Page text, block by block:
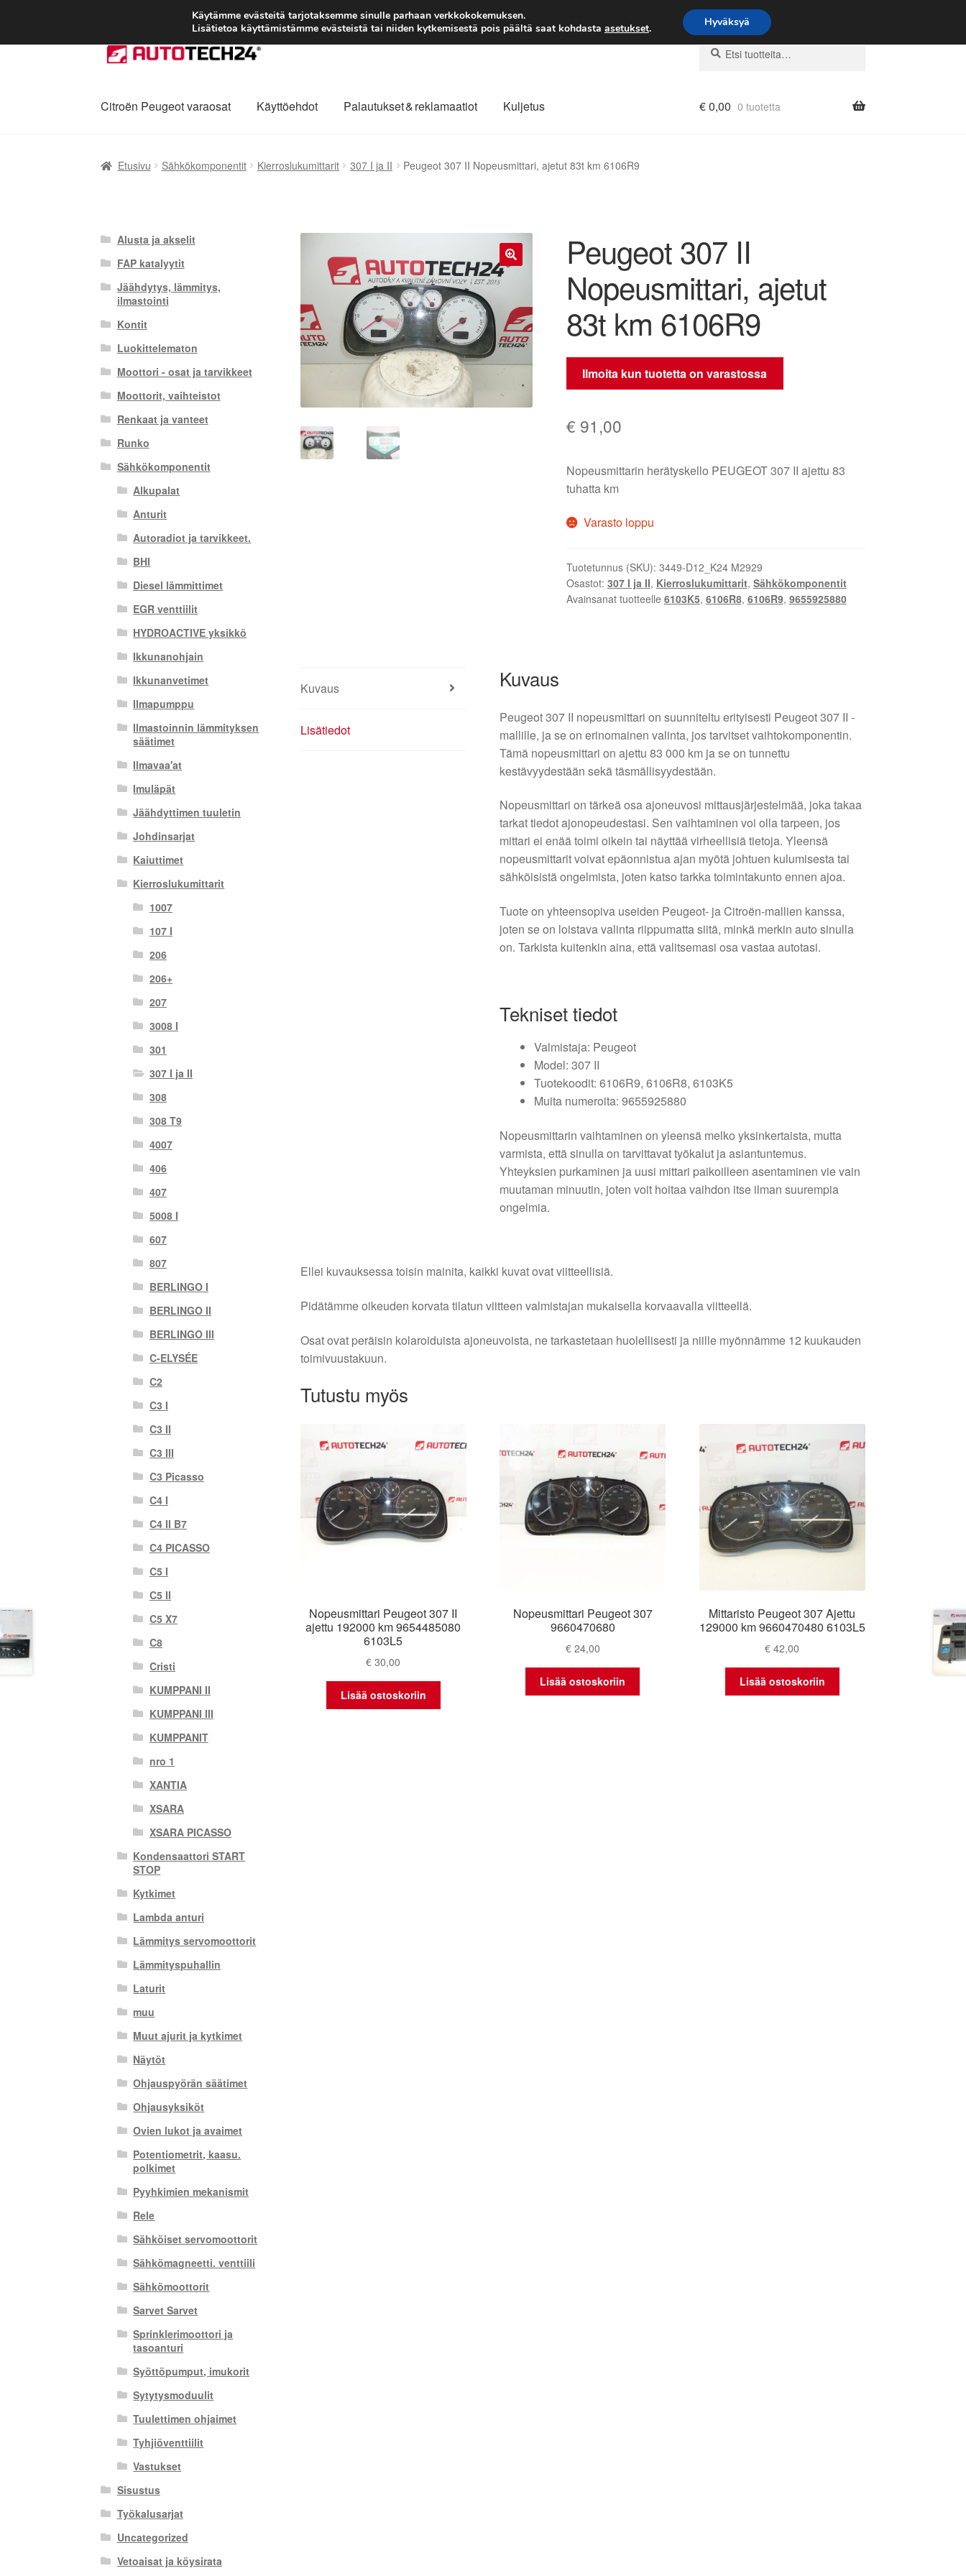
TOIMITUS alkaen 7 EUR
Siirry
navigointiin
Siirry
sisältöön
Etsi:
Haku
Citroën Peugeot varaosat Käyttöehdot Palautukset & reklamaatiot Kuljetus €0,00 0 tuotetta
Etusivu Sähkökomponentit Kierroslukumittarit 307 I ja II Peugeot 307 II Nopeusmittari, ajetut 83t km 6106R9
Peugeot 307 II
Nopeusmittari, ajetut
83t km 6106R9
Ilmoita kun tuotetta on varastossa
€ 91,00
Nopeusmittarin herätyskello PEUGEOT 307 II ajettu 83
tuhatta km
Varasto loppu
Tuotetunnus (SKU): 3449-D12_K24 M2929
Osastot: 307 I ja II, Kierroslukumittarit, Sähkökomponentit
Avainsanat tuotteelle 6103K5, 6106R8, 6106R9, 9655925880
Kuvaus
Lisätiedot
Kuvaus
Peugeot 307 II nopeusmittari on suunniteltu erityisesti Peugeot 307 II -
mallille, ja se on erinomainen valinta, jos tarvitset vaihtokomponentin.
Tämä nopeusmittari on ajettu 83 000 km ja se on tunnettu
kestävyydestään sekä täsmällisyydestään.
Nopeusmittari on tärkeä osa ajoneuvosi mittausjärjestelmää, joka takaa
tarkat tiedot ajonopeudestasi. Sen vaihtaminen voi olla tarpeen, jos
mittari ei enää toimi oikein tai näyttää virheellisiä tietoja. Yleensä
nopeusmittarit voivat epäonnistua ajan myötä johtuen kulumisesta tai
sähköisistä ongelmista, joten katso tarkka toimintakunto ennen ajoa.
Tuote on yhteensopiva useiden Peugeot- ja Citroën-mallien kanssa,
joten se on loistava valinta riippumatta siitä, minkä merkin auto sinulla
on. Tarkista kuitenkin aina, että valitsemasi osa vastaa autotasi.
Tekniset tiedot
Valmistaja: Peugeot
Model: 307 II
Tuotekoodit: 6106R9, 6106R8, 6103K5
Muita numeroita: 9655925880
Nopeusmittarin vaihtaminen on yleensä melko yksinkertaista, mutta
varmista, että sinulla on tarvittavat työkalut ja asiantuntemus.
Yhteyksien purkaminen ja uusi mittari paikoilleen asentaminen vie vain
muutaman minuutin, joten voit hoitaa vaihdon itse ilman suurempia
ongelmia.
Ellei kuvauksessa toisin mainita, kaikki kuvat ovat viitteellisiä.
Pidätämme oikeuden korvata tilatun viitteen valmistajan mukaisella korvaavalla viitteellä.
Osat ovat peräisin kolaroiduista ajoneuvoista, ne tarkastetaan huolellisesti ja niille myönnämme 12 kuukauden
toimivuustakuun.
Tutustu myös
Nopeusmittari Peugeot 307 II
ajettu 192000 km 9654485080
6103L5
€ 30,00
Lisää ostoskoriin
Nopeusmittari Peugeot 307
9660470680
€24,00
Lisää ostoskoriin
Mittaristo Peugeot 307 Ajettu
129000 km 9660470480 6103L5
€ 42,00
Lisää ostoskoriin
Alusta ja akselit
FAP katalyytit
Jäähdytys, lämmitys,
ilmastointi
Kontit
Luokittelematon
Moottori - osat ja tarvikkeet
Moottorit, vaihteistot
Renkaat ja vanteet
Runko
Sähkökomponentit
Alkupalat
Anturit
Autoradiot ja tarvikkeet.
BHI
Diesel lämmittimet
EGR venttiilit
HYDROACTIVE yksikkö
Ikkunanohjain
Ikkunanvetimet
Ilmapumppu
Ilmastoinnin lämmityksen
säätimet
Ilmavaa'at
Imuläpät
Jäähdyttimen tuuletin
Johdinsarjat
Kaiuttimet
Kierroslukumittarit
1007
107 I
206
206+
207
3008 I
301
307 I ja II
308
308 T9
4007
406
407
5008 I
607
807
BERLINGO I
BERLINGO II
BERLINGO III
C-ELYSÉE
C2
C3 I
C3 II
C3 III
C3 Picasso
C4 I
C4 II B7
C4 PICASSO
C5 I
C5 II
C5 X7
C8
Cristi
KUMPPANI II
KUMPPANI III
KUMPPANIT
nro 1
XANTIA
XSARA
XSARA PICASSO
Kondensaattori START
STOP
Kytkimet
Lambda anturi
Lämmitys servomoottorit
Lämmityspuhallin
Laturit
muu
Muut ajurit ja kytkimet
Näytöt
Ohjauspyörän säätimet
Ohjausyksiköt
Ovien lukot ja avaimet
Potentiometrit, kaasu.
polkimet
Pyyhkimien mekanismit
Rele
Sähköiset servomoottorit
Sähkömagneetti. venttiili
Sähkömoottorit
Sarvet Sarvet
Sprinklerimoottori ja
tasoanturi
Syöttöpumput, imukorit
Sytytysmoduulit
Tuulettimen ohjaimet
Tyhjiöventtiilit
Vastukset
Sisustus
Työkalusarjat
Uncategorized
Vetoaisat ja köysirata
Käytämme evästeitä tarjotaksemme sinulle parhaan verkkokokemuksen.
Lisätietoa käyttämistämme evästeistä tai niiden kytkemisestä pois päältä saat kohdasta asetukset. Hyväksyä